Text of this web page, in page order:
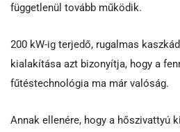
függetlenül tovább működik.
200 kW-ig terjedő, rugalmas
kialakítása azt bizonyítja, hogy a
fűtéstechnológia ma már valóság.
Annak ellenére, hogy a hőszivattyú